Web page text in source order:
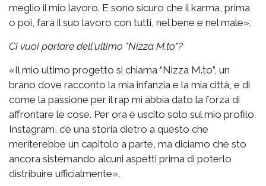
meglio il mio lavoro. E sono sicuro che il karma, prima
o poi, farà il suo lavoro con tutti, nel bene e nel male».
Ci vuoi parlare dell'ultimo "Nizza M.to"?
«Il mio ultimo progetto si chiama “Nizza M.to”, un
brano dove racconto la mia infanzia e la mia città, e di
come la passione per il rap mi abbia dato la forza di
affrontare le cose. Per ora è uscito solo sul mio profilo
Instagram, c’è una storia dietro a questo che
meriterebbe un capitolo a parte, ma diciamo che sto
ancora sistemando alcuni aspetti prima di poterlo
distribuire ufficialmente».